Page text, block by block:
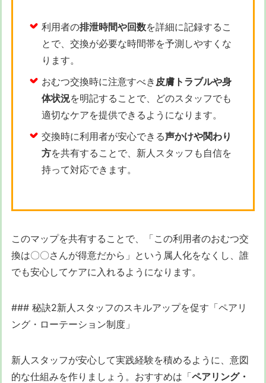
利用者の排泄時間や回数を詳細に記録するこ
とで、交換が必要な時間帯を予測しやすくな
ります。
おむつ交換時に注意すべき 皮膚トラブルや身
体状況を明記することで、どのスタッフでも
適切なケアを提供できるようになります。
交換時に利用者が安心できる声かけや関わり
方を共有することで、新人スタッフも自信を
持って対応できます。
このマップを共有することで、「この利用者のおむつ交
換は〇〇さんが得意だから」という属人化をなくし、誰
でも安心してケアに入れるようになります。
### 秘訣2新人スタッフのスキルアップを促す「ペアリ
ング・ローテーション制度」
新人スタッフが安心して実践経験を積めるように、意図
的な仕組みを作りましょう。おすすめは「ペアリング・